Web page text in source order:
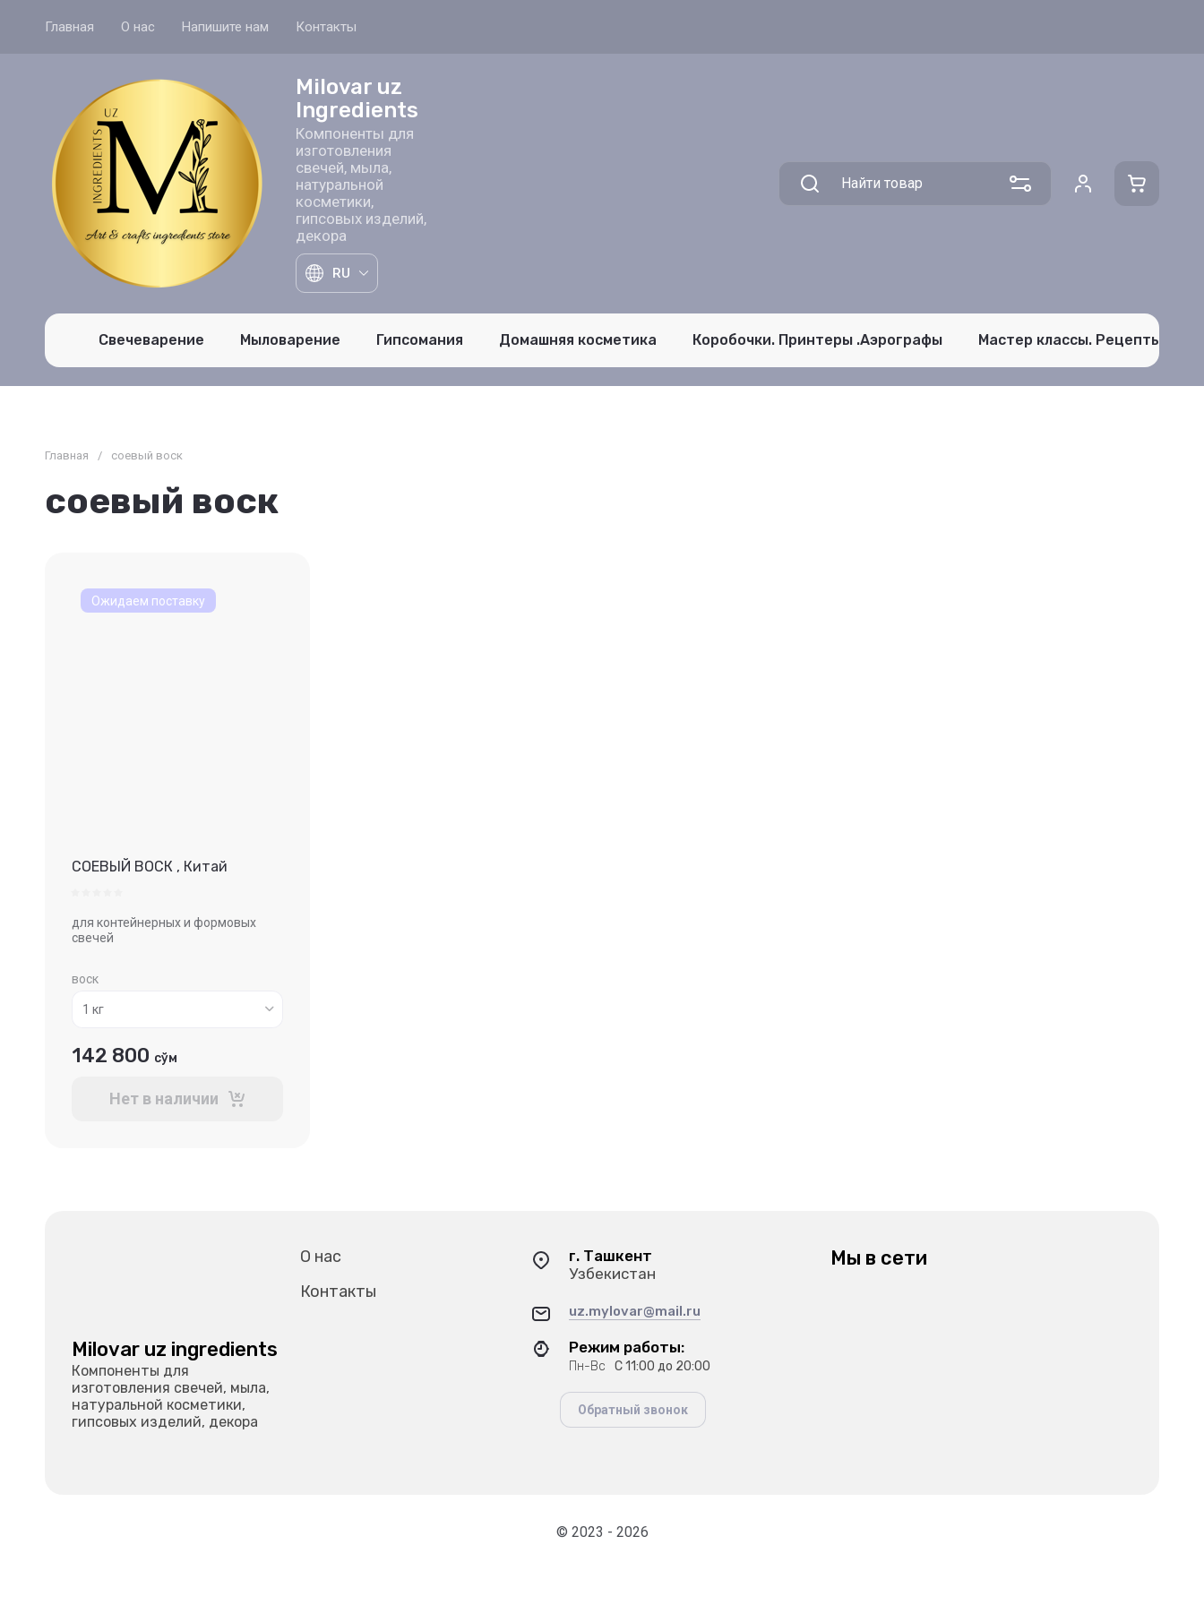
Главная О нас Напишите нам Контакты
Milovar uz
Ingredients
Компоненты для
изготовления
свечей, мыла,
натуральной
косметики,
гипсовых изделий,
декора
RU
Свечеварение Мыловарение Гипсомания Домашняя косметика Коробочки. Принтеры .Аэрографы Мастер классы. Рецепты
Главная / соевый воск
соевый воск
Ожидаем поставку
СОЕВЫЙ ВОСК , Китай
для контейнерных и формовых
свечей
воск
142 800 сўм
Нет в наличии
Milovar uz ingredients
Компоненты для
изготовления свечей, мыла,
натуральной косметики,
гипсовых изделий, декора
О нас
Контакты
г. Ташкент
Узбекистан
uz.mylovar@mail.ru
Режим работы:
Пн-Вс С 11:00 до 20:00
Обратный звонок
Мы в сети
© 2023 - 2026